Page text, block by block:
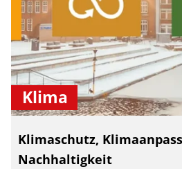
Klima
Klimaschutz,
Nachhaltigkeit